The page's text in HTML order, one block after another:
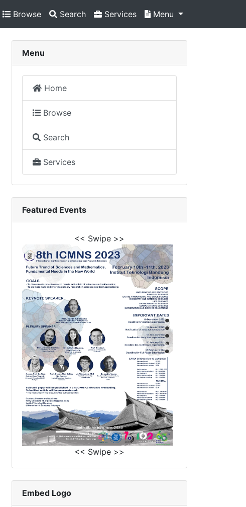
Browse Search Services Menu
Menu
Home
Browse
Search
Services
Featured Events
<< Swipe >>
<< Swipe >>
Embed Logo